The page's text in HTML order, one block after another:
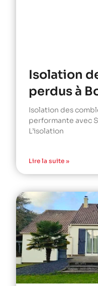
Isolation
perdus à
Isolation des
performante avec
L’isolation
Lire la suite »